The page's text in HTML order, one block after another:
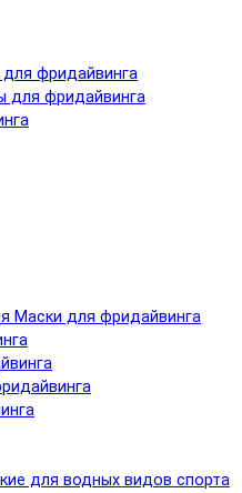
фридайвинга
для фридайвинга
Маски для фридайвинга
для водных видов спорта